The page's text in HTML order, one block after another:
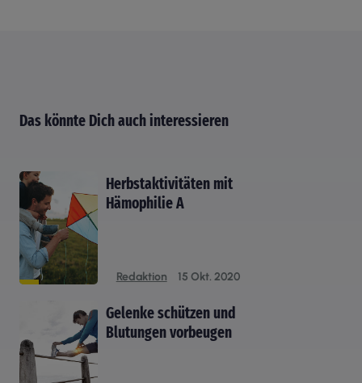
Das könnte Dich auch interessieren
Herbstaktivitäten mit
Hämophilie A
Redaktion 15 Okt. 2020
Gelenke schützen und
Blutungen vorbeugen